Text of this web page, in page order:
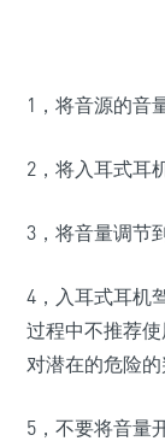
1，将音源的音
2，将入耳式耳
3，将音量调节
4，入耳式耳机
过程中不推荐
对潜在的危险的
5，不要将音量